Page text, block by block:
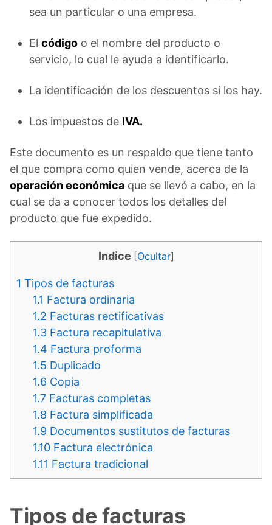
sea un particular o una empresa.
El código o el nombre del producto o
servicio, lo cual le ayuda a identificarlo.
La identificación de los descuentos si los hay.
Los impuestos de IVA.
Este documento es un respaldo que tiene tanto
el que compra como quien vende, acerca de la
operación económica que se llevó a cabo, en la
cual se da a conocer todos los detalles del
producto que fue expedido.
Indice [Ocultar]
1 Tipos de facturas
1.1 Factura ordinaria
1.2 Facturas rectificativas
1.3 Factura recapitulativa
1.4 Factura proforma
1.5 Duplicado
1.6 Copia
1.7 Facturas completas
1.8 Factura simplificada
1.9 Documentos sustitutos de facturas
1.10 Factura electrónica
1.11 Factura tradicional
Tipos de facturas